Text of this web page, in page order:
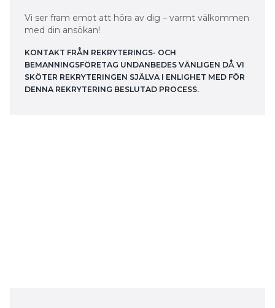
Vi ser fram emot att höra av dig – varmt välkommen
med din ansökan!
KONTAKT FRÅN REKRYTERINGS- OCH
BEMANNINGSFÖRETAG UNDANBEDES VÄNLIGEN DÅ VI
SKÖTER REKRYTERINGEN SJÄLVA I ENLIGHET MED FÖR
DENNA REKRYTERING BESLUTAD PROCESS.